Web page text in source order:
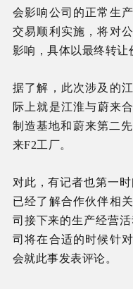
会影响公司的正常生
交易顺利实施，将对
影响，具体以最终转让
据了解，此次涉及的
际上就是江淮与蔚来
制造基地和蔚来第二
来F2工厂。
对此，有记者也第一
已经了解合作伙伴相
司接下来的生产经营
司将在合适的时候针
会就此事发表评论。